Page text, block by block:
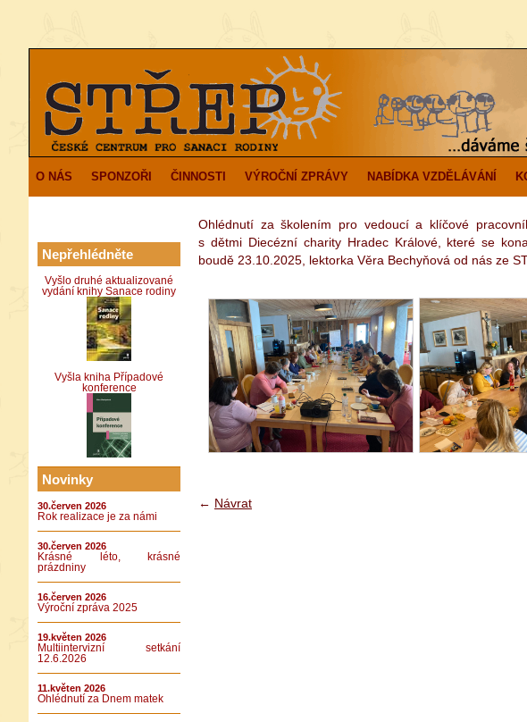
O NÁS SPONZOŘI ČINNOSTI VÝROČNÍ ZPRÁVY NABÍDKA VZDĚLÁVÁNÍ
Nepřehlédněte
Vyšlo druhé aktualizované
vydání knihy Sanace rodiny
Vyšla kniha Případové
konference
Novinky
30.červen 2026
Rok realizace je za námi
30.červen 2026
Krásné léto, krásné
prázdniny
16.červen 2026
Výroční zpráva 2025
19.květen 2026
Multiintervizní setkání
12.6.2026
11.květen 2026
Ohlédnutí za Dnem matek
Ohlédnutí za školením pro vedoucí a klíčové
s dětmi Diecézní charity Hradec Králové, které se
boudě 23.10.2025, lektorka Věra Bechyňová od nás ze
← Návrat